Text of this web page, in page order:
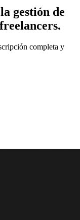
gestión de
completa y